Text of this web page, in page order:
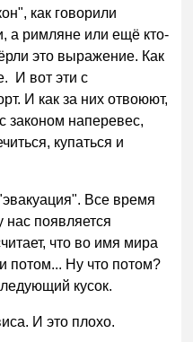
как говорили
а римляне или ещё кто-
это выражение. Как
И вот эти с
И как за них отвоюют,
законом наперевес,
купаться и
Все время
появляется
что во имя мира
потом... Ну что потом?
кусок.
И это плохо.